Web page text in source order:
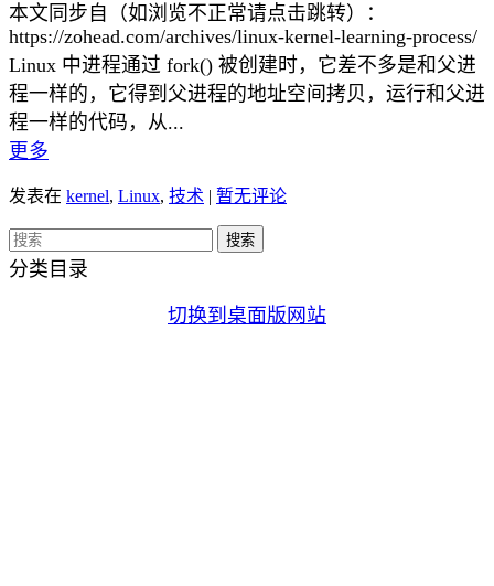
本文同步自（如浏览不正常请点击跳转）：
https://zohead.com/archives/linux-kernel-learning-process/
Linux 中进程通过 fork() 被创建时，它差不多是和父进
程一样的，它得到父进程的地址空间拷贝，运行和父进
程一样的代码，从...
更多
发表在 kernel, Linux, 技术 | 暂无评论
分类目录
切换到桌面版网站